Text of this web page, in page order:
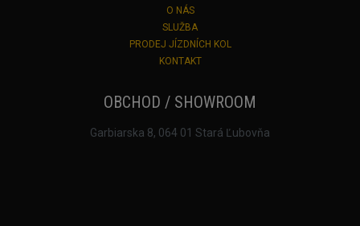
O NÁS
SLUŽBA
PRODEJ JÍZDNÍCH KOL
KONTAKT
OBCHOD / SHOWROOM
Garbiarska 8, 064 01 Stará Ľubovňa